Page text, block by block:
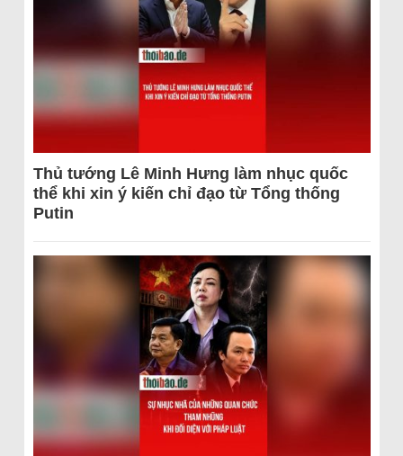
Thủ tướng Lê Minh Hưng làm nhục quốc
thể khi xin ý kiến chỉ đạo từ Tổng thống
Putin